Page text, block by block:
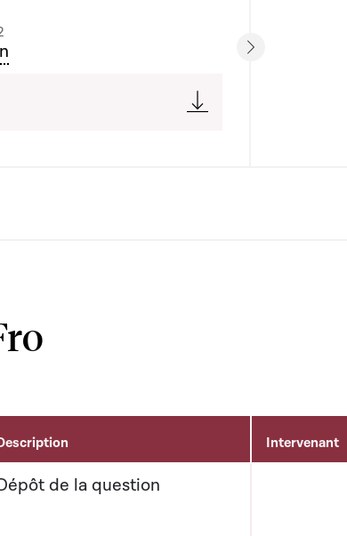
Intervenant
de la question